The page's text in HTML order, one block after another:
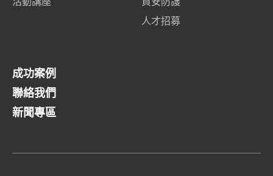
人才招募
成功案例
聯絡我們
新聞專區